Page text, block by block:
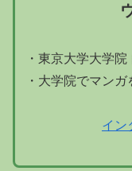
・東京大学大学
・大学院でマン
イン